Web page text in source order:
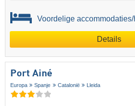
Voordelige
Details
Port Ainé
Europa Spanje Catalonië Lleida